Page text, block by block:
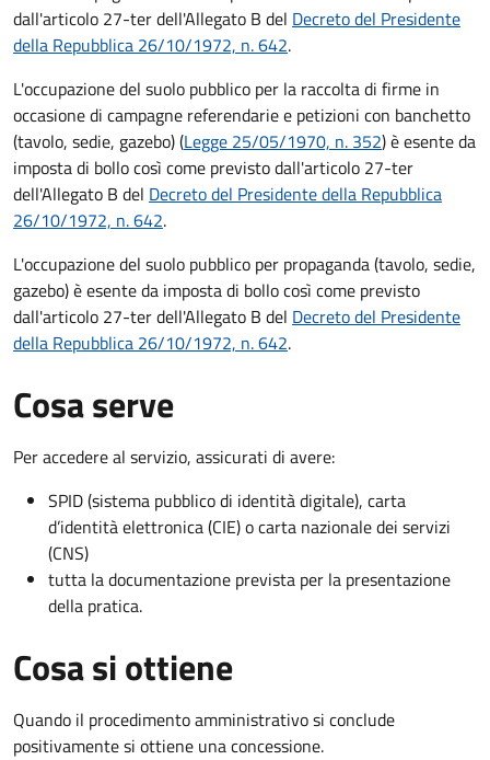
dall'articolo 27-ter dell'Allegato B del Decreto del Presidente
della Repubblica 26/10/1972, n. 642.
L'occupazione del suolo pubblico per la raccolta di firme in
occasione di campagne referendarie e petizioni con banchetto
(tavolo, sedie, gazebo) (Legge 25/05/1970, n. 352) è esente da
imposta di bollo così come previsto dall'articolo 27-ter
dell'Allegato B del Decreto del Presidente della Repubblica
26/10/1972, n. 642.
L'occupazione del suolo pubblico per propaganda (tavolo, sedie,
gazebo) è esente da imposta di bollo così come previsto
dall'articolo 27-ter dell'Allegato B del Decreto del Presidente
della Repubblica 26/10/1972, n. 642.
Cosa serve
Per accedere al servizio, assicurati di avere:
SPID (sistema pubblico di identità digitale), carta
d’identità elettronica (CIE) o carta nazionale dei servizi
(CNS)
tutta la documentazione prevista per la presentazione
della pratica.
Cosa si ottiene
Quando il procedimento amministrativo si conclude
positivamente si ottiene una concessione.